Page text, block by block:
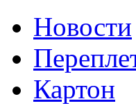
Новости
Картон